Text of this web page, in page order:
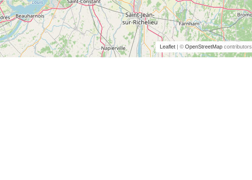
Leaflet| © OpenStreetMapcontributors